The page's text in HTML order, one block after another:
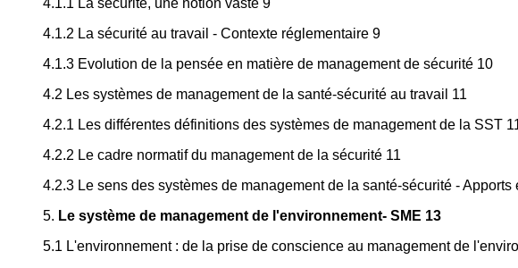
4.1.1 La sécurité, une notion vaste 9
4.1.2 La sécurité au travail - Contexte réglementaire 9
4.1.3 Evolution de la pensée en matière de management de sécurité 10
4.2 Les systèmes de management de la santé-sécurité au travail 11
4.2.1 Les différentes définitions des systèmes de management de la SST
4.2.2 Le cadre normatif du management de la sécurité 11
4.2.3 Le sens des systèmes de management de la santé-sécurité - Apports
5. Le système de management de l'environnement- SME 13
5.1 L'environnement : de la prise de conscience au management de